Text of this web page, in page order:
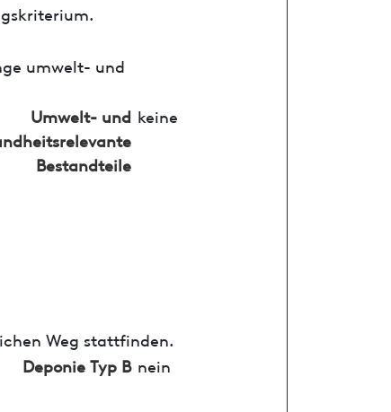
umwelt- und
Umwelt- und
Bestandteile
keine
Weg stattfinden.
Deponie Typ B nein